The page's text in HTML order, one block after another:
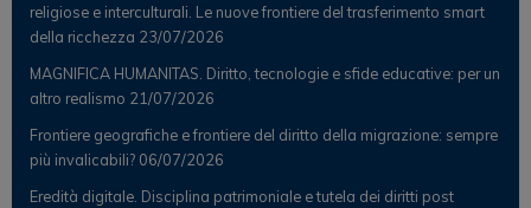
religiose e interculturali. Le nuove frontiere del trasferimento smart
della ricchezza 23/07/2026
MAGNIFICA HUMANITAS. Diritto, tecnologie e sfide educative: per un
altro realismo 21/07/2026
Frontiere geografiche e frontiere del diritto della migrazione: sempre
più invalicabili? 06/07/2026
Eredità digitale. Disciplina patrimoniale e tutela dei diritti post